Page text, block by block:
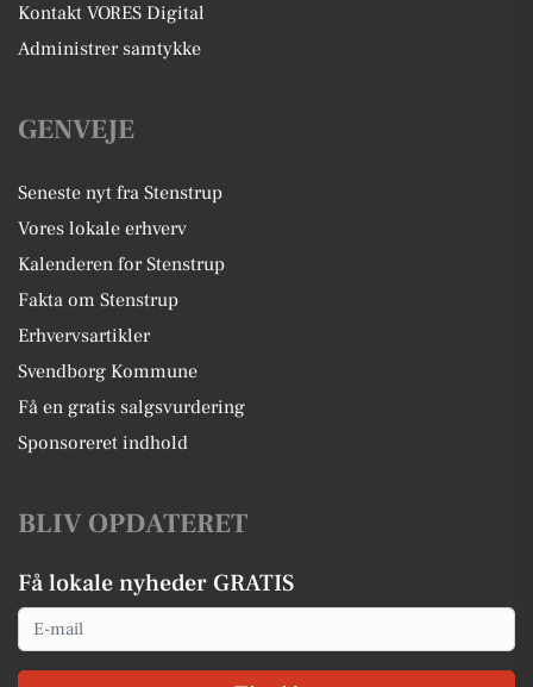
Kontakt VORES Digital
Administrer samtykke
GENVEJE
Seneste nyt fra Stenstrup
Vores lokale erhverv
Kalenderen for Stenstrup
Fakta om Stenstrup
Erhvervsartikler
Svendborg Kommune
Få en gratis salgsvurdering
Sponsoreret indhold
BLIV OPDATERET
Få lokale nyheder GRATIS
Email